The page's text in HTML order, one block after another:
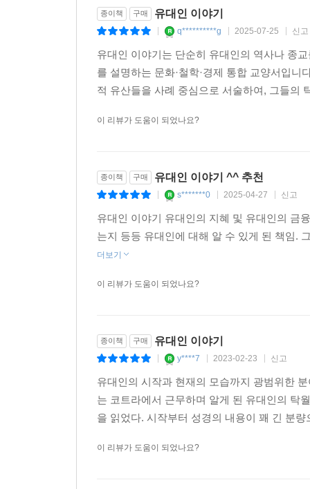
례가 18세기부터 유럽에서 있었던 ‘헤브라이인
한 유대인들은 기부금을 내는 걸 당연하게 생각
상업을 석권했던 이유」 중에서
유럽시장에서 신용과 계약을 생명 이상으로 여기
나 다른 나라에서 열리는 시장에서 갚는 것들이
대적으로 안전하고 편해졌다. ---「동방무역으로
유대인들의 보석 거래 가운데서도 다이아몬드가
직접 다이아몬드 원석을 들여와 이를 가공해 팔
기 말 베네치아의 유대인 페르지(Vincent
한편 네덜란드 정부는 유대인들이 급격히 성장
드 가입을 금지시켰다. 당시 길드는 관련 업종의
속하지 않은 사람은 물건을 만들지도 팔지도 못
사, 히브리서 출판 등만 허용되었다. 그 결과 조합
이러한 제약이 유대인에게는 오히려 보약이 되었
세계에 퍼져 있는 디아스포라(유대인공동체) 사
《구약》시대부터의 전통으로, 현재도 가장 첨단
이 책이 꼽은 마지막 요인은 바로 공동체 간 강
그들은 늘 가난한 이웃과 사회적 약자들에 대한
통해 전 세계 유대인들의 힘을 키우는 데 도움을
기존의 경제 관련 도서들은 미국이나 유럽, 중국
위해서 반드시 일독해야 하는 책이라고 할 수 있겠
종이책 구매 유대인 이야기
q**********g 2025-07-25 신고
유대인 이야기는 단순히 유대인의 역사나 종
를 설명하는 문화·철학·경제 통합 교양서입
적 유산들을 사례 중심으로 서술하여, 그들의
이 리뷰가 도움이 되었나요?
종이책 구매 유대인 이야기 ^^ 추천
s*******0 2025-04-27 신고
유대인 이야기 유대인의 지혜 및 유대인의 금
는지 등등 유대인에 대해 알 수 있게 된 책임.
더보기
이 리뷰가 도움이 되었나요?
종이책 구매 유대인 이야기
y****7 2023-02-23 신고
유대인의 시작과 현재의 모습까지 광범위한
는 코트라에서 근무하며 알게 된 유대인의 탁
을 읽었다. 시작부터 성경의 내용이 꽤 긴 분
이 리뷰가 도움이 되었나요?